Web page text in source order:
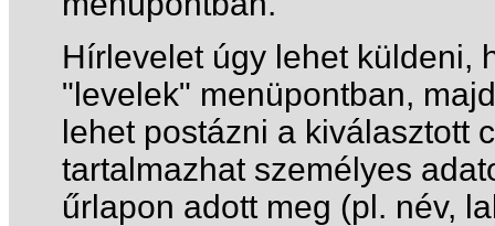
Hírlevelet úgy lehet küldeni,
"levelek" menüpontban,
lehet postázni a kiválasztott
tartalmazhat személyes
űrlapon adott meg (pl. név,